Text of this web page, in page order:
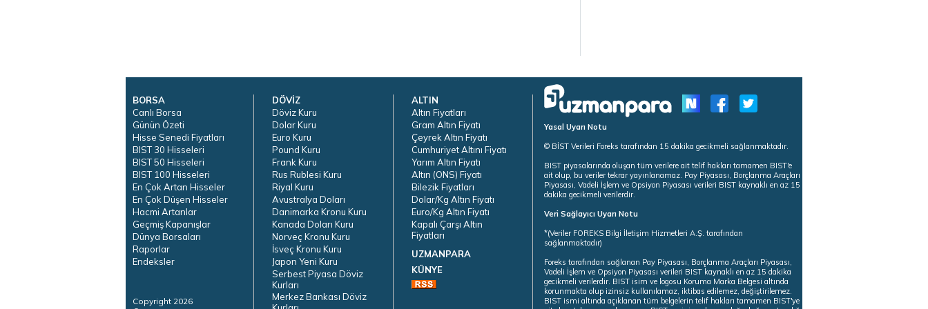
BORSA
Canlı Borsa
Günün Özeti
Hisse Senedi Fiyatları
BIST 30 Hisseleri
BIST 50 Hisseleri
BIST 100 Hisseleri
En Çok Artan Hisseler
En Çok Düşen Hisseler
Hacmi Artanlar
Geçmiş Kapanışlar
Dünya Borsaları
Raporlar
Endeksler
Copyright 2026
DÖVİZ
Döviz Kuru
Dolar Kuru
Euro Kuru
Pound Kuru
Frank Kuru
Rus Rublesi Kuru
Riyal Kuru
Avustralya Doları
Danimarka Kronu Kuru
Kanada Doları Kuru
Norveç Kronu Kuru
İsveç Kronu Kuru
Japon Yeni Kuru
Serbest Piyasa Döviz
Kurları
Merkez Bankası Döviz
ALTIN
Altın Fiyatları
Gram Altın Fiyatı
Çeyrek Altın Fiyatı
Cumhuriyet Altını Fiyatı
Yarım Altın Fiyatı
Altın (ONS) Fiyatı
Bilezik Fiyatları
Dolar/Kg Altın Fiyatı
Euro/Kg Altın Fiyatı
Kapalı Çarşı Altın
Fiyatları
UZMANPARA
KÜNYE
Yasal Uyarı Notu
© BİST Verileri Foreks tarafından 15 dakika gecikmeli sağlanmaktadır.
BIST piyasalarında oluşan tüm verilere ait telif hakları tamamen BIST'e
ait olup, bu veriler tekrar yayınlanamaz. Pay Piyasası, Borçlanma Araçları
Piyasası, Vadeli İşlem ve Opsiyon Piyasası verileri BIST kaynaklı en az 15
dakika gecikmeli verilerdir.
Veri Sağlayıcı Uyarı Notu
*(Veriler FOREKS Bilgi İletişim Hizmetleri A.Ş. tarafından
sağlanmaktadır)
Foreks tarafından sağlanan Pay Piyasası, Borçlanma Araçları Piyasası,
Vadeli İşlem ve Opsiyon Piyasası verileri BIST kaynaklı en az 15 dakika
gecikmeli verilerdir. BIST isim ve logosu Koruma Marka Belgesi altında
korunmakta olup izinsiz kullanılamaz, iktibas edilemez, değiştirilemez.
BIST ismi altında açıklanan tüm belgelerin telif hakları tamamen BIST'ye